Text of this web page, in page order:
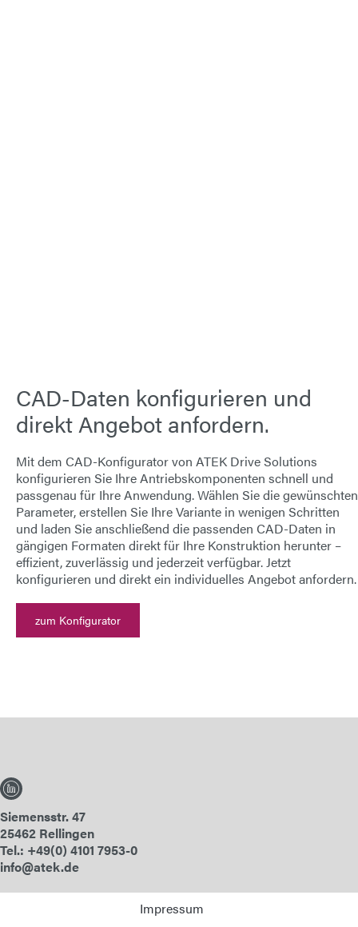
CAD-Daten konfigurieren und
direkt Angebot anfordern.
Mit dem CAD-Konfigurator von ATEK Drive Solutions
konfigurieren Sie Ihre Antriebskomponenten schnell und
passgenau für Ihre Anwendung. Wählen Sie die gewünschten
Parameter, erstellen Sie Ihre Variante in wenigen Schritten
und laden Sie anschließend die passenden CAD-Daten in
gängigen Formaten direkt für Ihre Konstruktion herunter –
effizient, zuverlässig und jederzeit verfügbar.Jetzt
konfigurieren und direkt ein individuelles Angebot anfordern.
zum Konfigurator
Siemensstr. 47
25462 Rellingen
Tel.: +49(0) 4101 7953-0
info@atek.de
Impressum